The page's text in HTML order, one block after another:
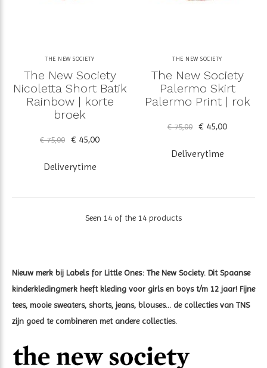
THE NEW SOCIETY
The New Society
Nicoletta Short Batik
Rainbow | korte
broek
€ 75,00 € 45,00
Deliverytime
THE NEW SOCIETY
The New Society
Palermo Skirt
Palermo Print | rok
€ 75,00 € 45,00
Deliverytime
Seen 14 of the 14 products
Nieuw merk bij Labels for Little Ones: The New Society. Dit Spaanse
kinderkledingmerk heeft kleding voor girls en boys t/m 12 jaar! Fijne
tees, mooie sweaters, shorts, jeans, blouses... de collecties van TNS
zijn goed te combineren met andere collecties.